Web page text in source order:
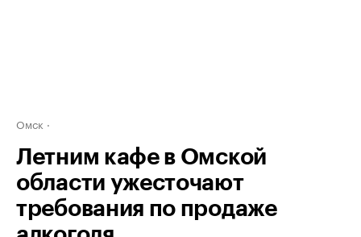
Омск
Летним кафе в Омской
области ужесточают
требования по продаже